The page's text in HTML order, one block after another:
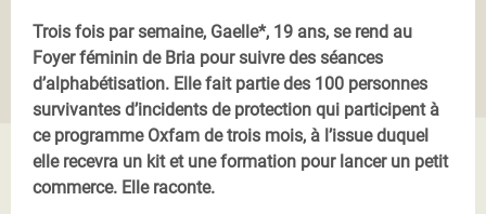
Trois fois par semaine, Gaelle*, 19 ans, se rend au
Foyer féminin de Bria pour suivre des séances
d’alphabétisation. Elle fait partie des 100 personnes
survivantes d’incidents de protection qui participent à
ce programme Oxfam de trois mois, à l’issue duquel
elle recevra un kit et une formation pour lancer un petit
commerce. Elle raconte.